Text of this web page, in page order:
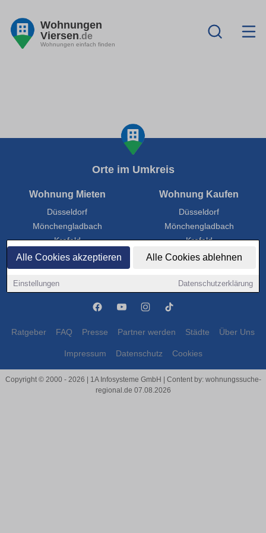
Alle Cookies akzeptieren Alle Cookies ablehnen
Einstellungen Datenschutzerklärung
Wohnungen
Viersen.de
Wohnungen einfach finden
Orte im Umkreis
Wohnung Mieten
Düsseldorf
Mönchengladbach
Krefeld
Neuss
Moers
Wohnung Kaufen
Düsseldorf
Mönchengladbach
Krefeld
Neuss
Ratgeber FAQ Presse Partner werden Städte Über Uns
Impressum Datenschutz Cookies
Copyright © 2000 - 2026 | 1A Infosysteme GmbH | Content by: wohnungssuche-
regional.de 07.08.2026